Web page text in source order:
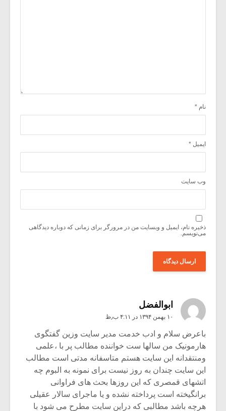
نام *
ایمیل *
وب‌ سایت
ذخیره نام، ایمیل و وبسایت من در مرورگر برای زمانی که دوباره دیدگاهی
می‌نویسم.
ابوالفضل
۱۰ بهمن ۱۳۹۴ در ۴:۱۱ ب٫ظ
باعرض سلام و ادب خدمت مدیر سایت وزین گفتگوی
هارمونیک من سالها ست خواننده مطالب پر با ،علمی
ومنتقدانه این سایت هستم متاسفانه مدتی است مطالب
این سایت چندان به روز نیست برای نمونه به البوم چه
اتشهای قمصری که این روزها بحث های فراوانی
برانگیخته است پرداخته نشده و یا ماجرای سالار عقیلی
هرچه باشد مطالبی که دراین سایت مطرح می شود با